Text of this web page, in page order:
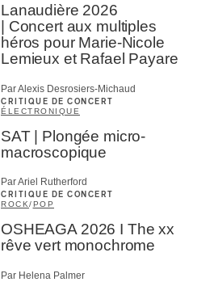
Lanaudière 2026
| Concert aux multiples
héros pour Marie-Nicole
Lemieux et Rafael Payare
Par Alexis Desrosiers-Michaud
CRITIQUE DE CONCERT
ÉLECTRONIQUE
SAT | Plongée micro-
macroscopique
Par Ariel Rutherford
CRITIQUE DE CONCERT
ROCK/POP
OSHEAGA 2026 I The xx
rêve vert monochrome
Par Helena Palmer